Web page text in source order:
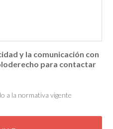
y la comunicación con
para contactar
a la normativa vigente